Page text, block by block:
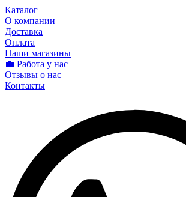
Каталог
О компании
Доставка
Оплата
Наши магазины
💼 Работа у нас
Отзывы о нас
Контакты